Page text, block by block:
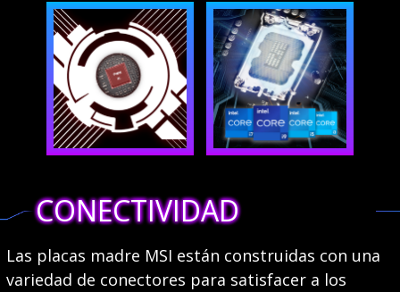
CONECTIVIDAD
Las placas madre MSI están construidas con una
variedad de conectores para satisfacer a los